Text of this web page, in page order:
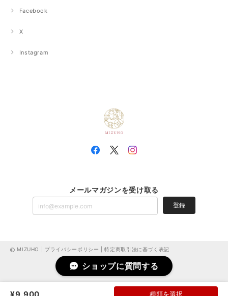
Facebook
X
Instagram
メールマガジンを受け取る
登録
MIZUHO | プライバシーポリシー |特定商取引法に基づく表記
種類を選択
ショップに質問する